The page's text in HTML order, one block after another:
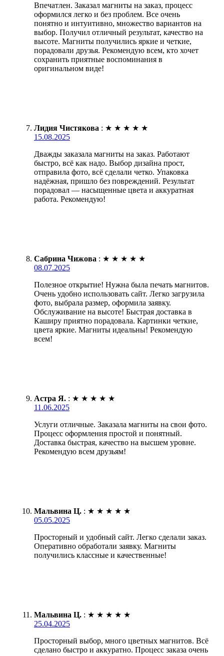
Впечатлен. Заказал магниты на заказ, процесс
оформился легко и без проблем. Все очень
понятно и интуитивно, множество вариантов на
выбор. Получил отличный результат, качество на
высоте. Магниты получились яркие и четкие,
порадовали друзья. Рекомендую всем, кто хочет
сохранить приятные воспоминания в
оригинальном виде!
Лидия Чистякова : ★ ★ ★ ★ ★
15.08.2025
Дважды заказала магниты на заказ. Работают
быстро, всё как надо. Выбор дизайна прост,
отправила фото, всё сделали четко. Упаковка
надёжная, пришло без повреждений. Результат
порадовал — насыщенные цвета и аккуратная
работа. Рекомендую!
Сабрина Чижова : ★ ★ ★ ★ ★
08.07.2025
Полезное открытие! Нужна была печать магнитов.
Очень удобно использовать сайт. Легко загрузила
фото, выбрала размер, оформила заявку.
Обслуживание на высоте! Быстрая доставка в
Каширу приятно порадовала. Картинки четкие,
цвета яркие. Магниты идеальны! Рекомендую
всем!
Астра Я. : ★ ★ ★ ★ ★
11.06.2025
Услуги отличные. Заказала магниты на свои фото.
Процесс оформления простой и понятный.
Доставка быстрая, качество на высшем уровне.
Рекомендую всем друзьям!
Мальвина Ц. : ★ ★ ★ ★ ★
05.05.2025
Просторный и удобный сайт. Легко сделали заказ.
Оперативно обработали заявку. Магниты
получились классные и качественные!
Мальвина Ц. : ★ ★ ★ ★ ★
25.04.2025
Просторный выбор, много цветных магнитов. Всё
сделано быстро и аккуратно. Процесс заказа очень